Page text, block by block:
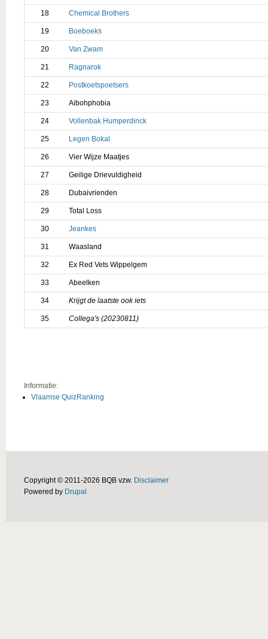
18 Chemical Brothers
19 Boeboeks
20 Van Zwam
21 Ragnarok
22 Postkoetspoetsers
23 Aibohphobia
24 Vollenbak Humperdinck
25 Legen Bokal
26 Vier Wijze Maatjes
27 Geilige Drievuldigheid
28 Dubaivrienden
29 Total Loss
30 Jeankes
31 Waasland
32 Ex Red Vets Wippelgem
33 Abeelken
34 Krijgt de laatste ook iets
35 Collega's (20230811)
Informatie:
Vlaamse QuizRanking
Copyright © 2011-2026 BQB vzw. Disclaimer
Powered by Drupal